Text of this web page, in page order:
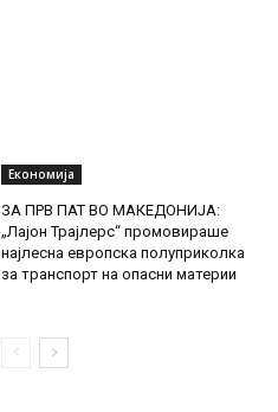
Економија
ЗА ПРВ ПАТ ВО МАКЕДОНИЈА:
„Лајон Трајлерс“ промовираше
најлесна европска полуприколка
за транспорт на опасни материи